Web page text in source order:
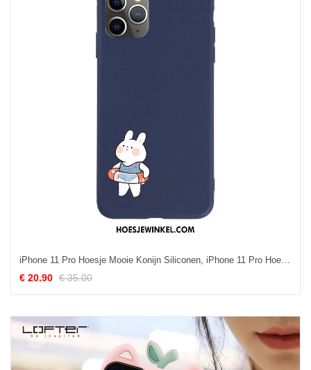
iPhone 11 Pro Hoesje Mooie Konijn Siliconen, iPhone 11 Pro Hoesje Mobiele Telefoon Blauw
€ 20.90 € 35.00